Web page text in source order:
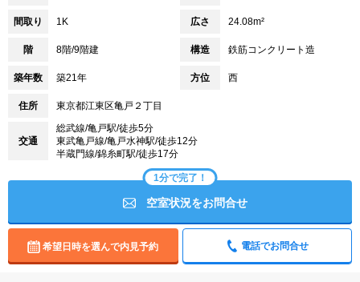
間取り 1K 広さ 24.08m²
階 8階/9階建 構造 鉄筋コンクリート造
築年数 築21年 方位 西
住所 東京都江東区亀戸２丁目
交通
総武線/亀戸駅/徒歩5分
東武亀戸線/亀戸水神駅/徒歩12分
半蔵門線/錦糸町駅/徒歩17分
1分で完了！
空室状況をお問合せ
希望日時を選んで内見予約 電話でお問合せ